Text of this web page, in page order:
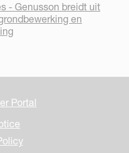
- Genusson breidt uit
en
Portal